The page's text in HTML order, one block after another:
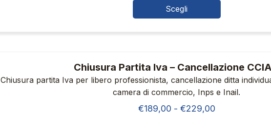
possono
essere
pagina
del
di
prezzo:
€245,00
Scegli
Questo
prodotto
più
varianti.
Le
opzioni
Chiusura Partita Iva – Cancellazione
Chiusura partita Iva per libero professionista, cancellazione ditta
camera di commercio, Inps e Inail.
€189,00 - €229,00Fascia